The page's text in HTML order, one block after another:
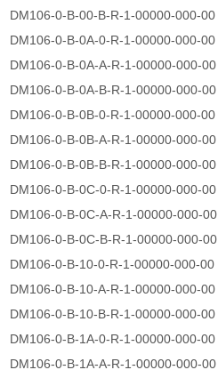
DM106-0-B-00-B-R-1-00000-000-00
DM106-0-B-0A-0-R-1-00000-000-00
DM106-0-B-0A-A-R-1-00000-000-00
DM106-0-B-0A-B-R-1-00000-000-00
DM106-0-B-0B-0-R-1-00000-000-00
DM106-0-B-0B-A-R-1-00000-000-00
DM106-0-B-0B-B-R-1-00000-000-00
DM106-0-B-0C-0-R-1-00000-000-00
DM106-0-B-0C-A-R-1-00000-000-00
DM106-0-B-0C-B-R-1-00000-000-00
DM106-0-B-10-0-R-1-00000-000-00
DM106-0-B-10-A-R-1-00000-000-00
DM106-0-B-10-B-R-1-00000-000-00
DM106-0-B-1A-0-R-1-00000-000-00
DM106-0-B-1A-A-R-1-00000-000-00